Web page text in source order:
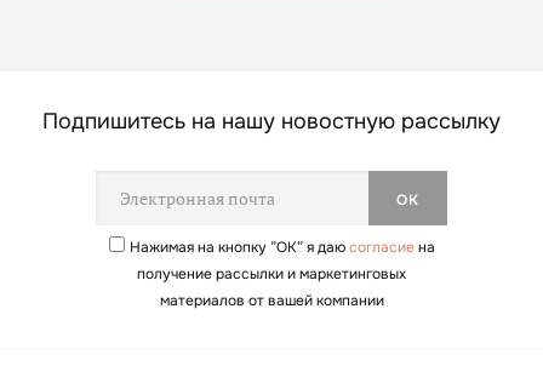
Подпишитесь на нашу новостную рассылку
Нажимая на кнопку ”ОК” я даюсогласиена
получение рассылки и маркетинговых
материалов от вашей компании